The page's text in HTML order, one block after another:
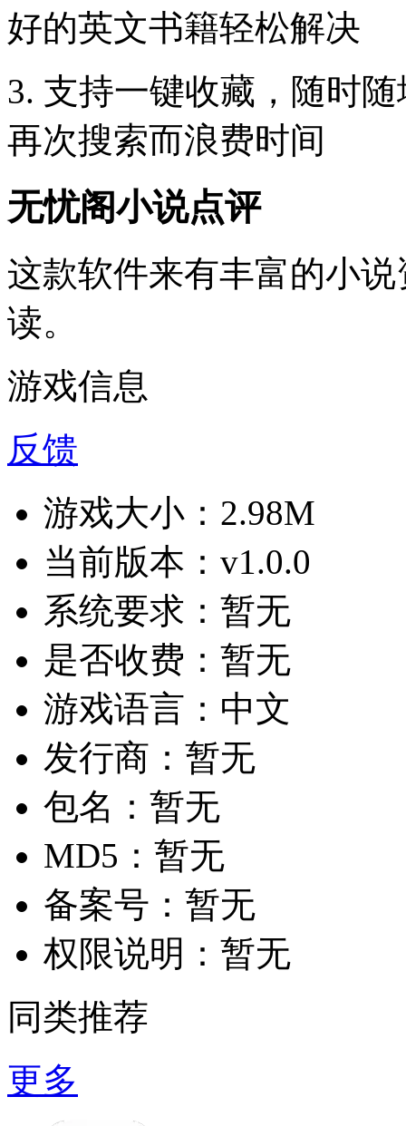
好的英文书籍轻松解决
3. 支持一键收藏，随时
再次搜索而浪费时间
无忧阁小说点评
这款软件来有丰富的小
读。
游戏信息
反馈
游戏大小： 2.98M
当前版本： v1.0.0
系统要求： 暂无
是否收费： 暂无
游戏语言： 中文
发行商： 暂无
包名： 暂无
MD5： 暂无
备案号： 暂无
权限说明： 暂无
同类推荐
更多